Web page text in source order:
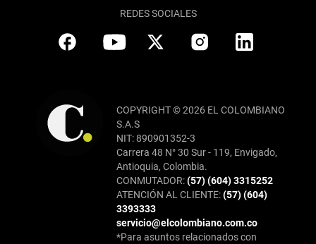
REDES SOCIALES
COPYRIGHT © 2026 EL COLOMBIANO
S.A.S
NIT: 890901352-3
Carrera 48 N° 30 Sur - 119, Envigado,
Antioquia, Colombia.
CONMUTADOR:(57) (604) 3315252
ATENCIÓN AL CLIENTE:(57) (604)
3393333
servicio@elcolombiano.com.co
*Para asuntos relacionados con